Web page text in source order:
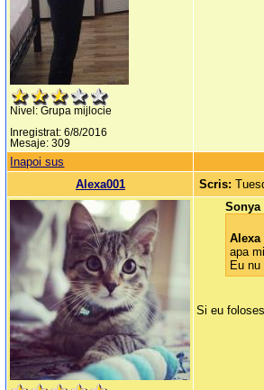
Nivel: Grupa mijlocie
Inregistrat: 6/8/2016
Mesaje: 309
Inapoi sus
Alexa001
Scris:
Sonya
Alexa
apa
Eu
Si eu